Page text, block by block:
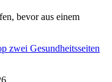
bevor aus einem